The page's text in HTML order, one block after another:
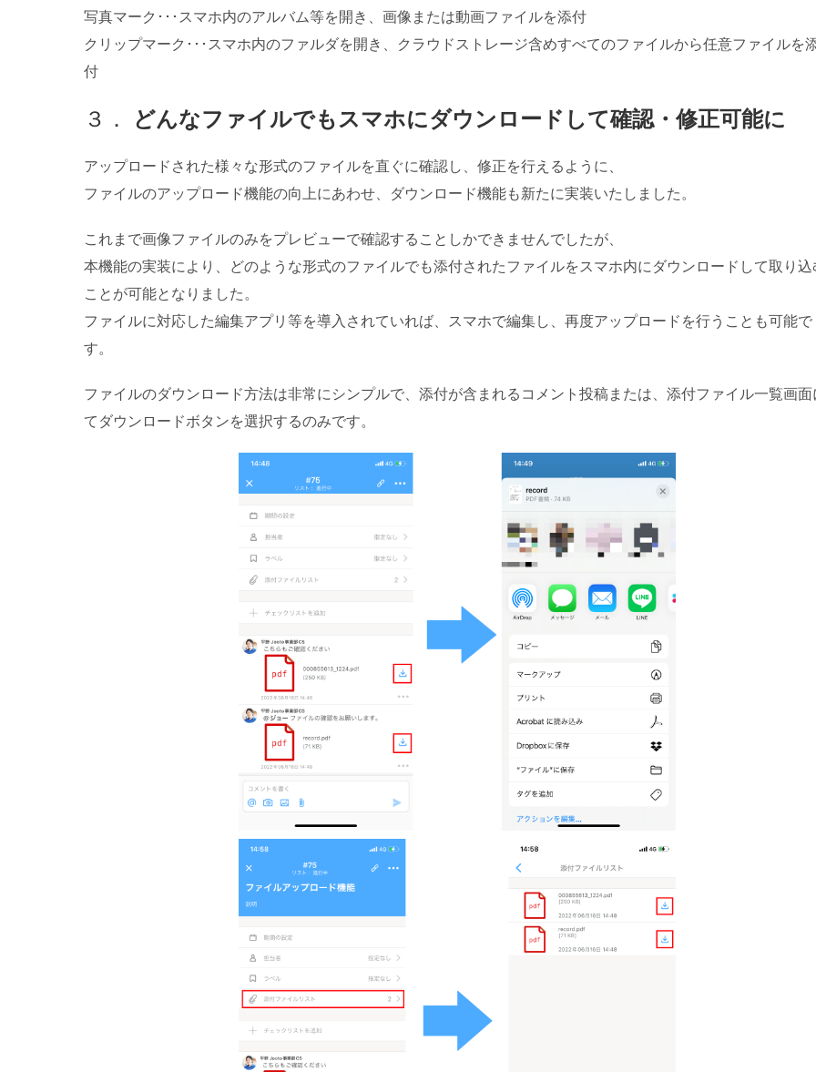
写真マーク･･･スマホ内のアルバム等を開き、画像または動画ファイルを添付
クリップマーク･･･スマホ内のファルダを開き、クラウドストレージ含めすべてのファイルから任意ファイルを
付
３． どんなファイルでもスマホにダウンロードして確認・修正可能に
アップロードされた様々な形式のファイルを直ぐに確認し、修正を行えるように、
ファイルのアップロード機能の向上にあわせ、ダウンロード機能も新たに実装いたしました。
これまで画像ファイルのみをプレビューで確認することしかできませんでしたが、
本機能の実装により、どのような形式のファイルでも添付されたファイルをスマホ内にダウンロードして取り込
ことが可能となりました。
ファイルに対応した編集アプリ等を導入されていれば、スマホで編集し、再度アップロードを行うことも可能で
す。
ファイルのダウンロード方法は非常にシンプルで、添付が含まれるコメント投稿または、添付ファイル一覧画面
てダウンロードボタンを選択するのみです。